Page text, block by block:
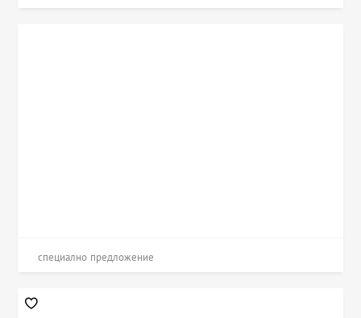
специално предложение